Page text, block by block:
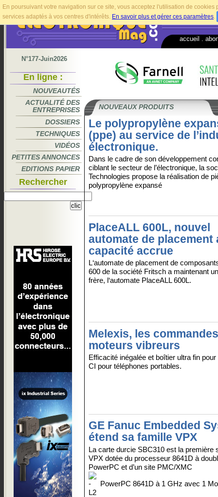
En poursuivant votre navigation sur ce site, vous acceptez l'utilisation de
services adaptés à vos centres d'intérêts. En savoir plus et gérer ces paramètres.
accueil
N°177-Juin2026
En ligne :
NOUVEAUTÉS
ACTUALITÉ DES
ENTREPRISES
DOSSIERS
TECHNIQUES
VIDÉOS
PETITES ANNONCES
EDITIONS PAPIER
Rechercher
NOUVEAUX PRODUITS
Le polypropylène
(ppe) au service de
électronique.
Dans le cadre de son développement
ciblant le secteur de l’électronique, la
Technologies propose la réalisation de
polypropylène expansé
PlaceALL 600L, nouvel
automate de placement
capacité accrue
L‘automate de placement de
600 de la société Fritsch a maintenant
frère, l‘automate PlaceALL 600L.
Melexis, les
moteurs vibreurs
Efficacité inégalée et boîtier ultra fin
CI pour téléphones portables.
GE Fanuc Embedded
étend sa famille VPX
La carte durcie SBC310 est la première
VPX dotée du processeur 8641D à
PowerPC et d’un site PMC/XMC
PowerPC 8641D à 1 GHz avec 1
L2